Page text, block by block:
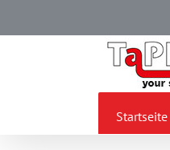
content
Startseite